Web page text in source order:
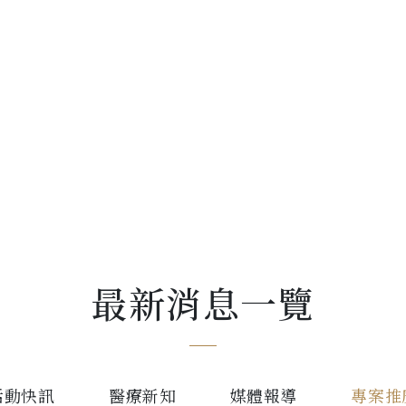
最新消息一覽
動快訊 醫療新知 媒體報導 專案推